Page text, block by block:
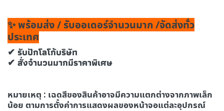
✨ พร้อมส่ง / รับออเดอร์จำนวนมาก /จัดส่งทั่ว
ประเทศ
✔ รับปักโลโก้บริษัท
✔ สั่งจำนวนมากมีราคาพิเศษ
หมายเหตุ : เฉดสีของสินค้าอาจมีความแตกต่างจากภาพเล็ก
น้อย ตามการตั้งค่าการแสดงผลของหน้าจอแต่ละอุปกรณ์